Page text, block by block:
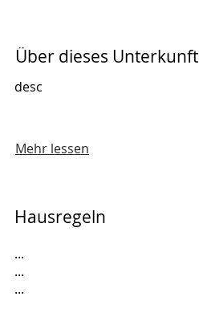
Über dieses Unterkunft
desc
Mehr lessen
Hausregeln
...
...
...